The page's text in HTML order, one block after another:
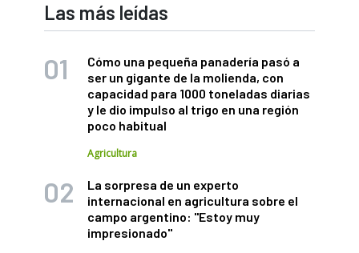
Las más leídas
Cómo una pequeña panadería pasó a
ser un gigante de la molienda, con
capacidad para 1000 toneladas diarias
y le dio impulso al trigo en una región
poco habitual
Agricultura
La sorpresa de un experto
internacional en agricultura sobre el
campo argentino: "Estoy muy
impresionado"